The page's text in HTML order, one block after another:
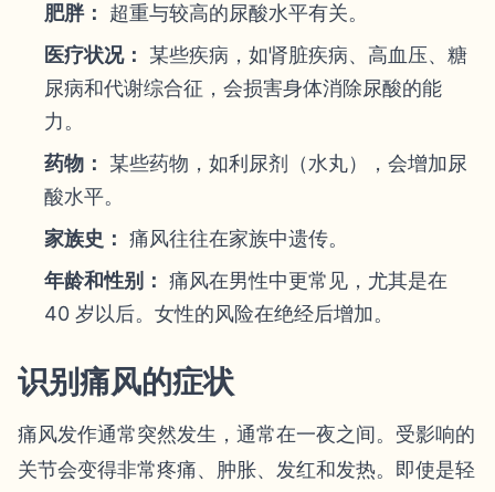
肥胖：
超重与较高的尿酸水平有关。
医疗状况：
某些疾病，如肾脏疾病、高血压、糖
尿病和代谢综合征，会损害身体消除尿酸的能
力。
药物：
某些药物，如利尿剂（水丸），会增加尿
酸水平。
家族史： 痛风往往在家族中遗传。
年龄和性别： 痛风在男性中更常见，尤其是在
40 岁以后。女性的风险在绝经后增加。
识别痛风的症状
痛风发作通常突然发生，通常在一夜之间。受影响的
关节会变得非常疼痛、肿胀、发红和发热。即使是轻